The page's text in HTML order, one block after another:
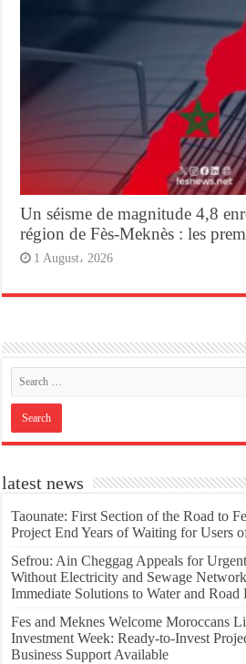
Un séisme de magnitude 4,8
région de Fès-Meknès : les
1 August، 2026
latest news
Taounate: First Section of the Road to
Project End Years of Waiting for Users
Sefrou: Ain Cheggag Appeals for
Without Electricity and Sewage
Immediate Solutions to Water and Road
Fes and Meknes Welcome Moroccans
Investment Week: Ready-to-Invest
Business Support Available